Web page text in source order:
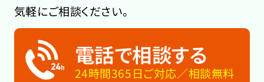
気軽にご相談ください。
電話で相談する
24時間365日ご対応／相談無料